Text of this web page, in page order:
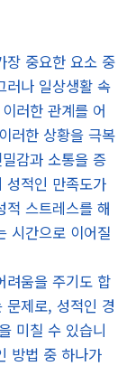
장 중요한 요소 중
러나 일상생활 속
러한 관계를 어
러한 상황을 극복
감과 소통을 증
성적인 만족도가
스트레스를 해
시간으로 이어질
려움을 주기도 합
문제로, 성적인 경
미칠 수 있습니
방법 중 하나가